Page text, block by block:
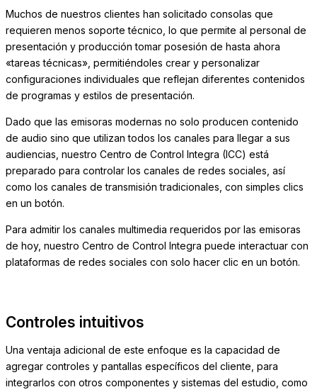
Muchos de nuestros clientes han solicitado consolas que
requieren menos soporte técnico, lo que permite al personal de
presentación y producción tomar posesión de hasta ahora
«tareas técnicas», permitiéndoles crear y personalizar
configuraciones individuales que reflejan diferentes contenidos
de programas y estilos de presentación.
Dado que las emisoras modernas no solo producen contenido
de audio sino que utilizan todos los canales para llegar a sus
audiencias, nuestro Centro de Control Integra (ICC) está
preparado para controlar los canales de redes sociales, así
como los canales de transmisión tradicionales, con simples clics
en un botón.
Para admitir los canales multimedia requeridos por las emisoras
de hoy, nuestro Centro de Control Integra puede interactuar con
plataformas de redes sociales con solo hacer clic en un botón.
Controles intuitivos
Una ventaja adicional de este enfoque es la capacidad de
agregar controles y pantallas específicos del cliente, para
integrarlos con otros componentes y sistemas del estudio, como